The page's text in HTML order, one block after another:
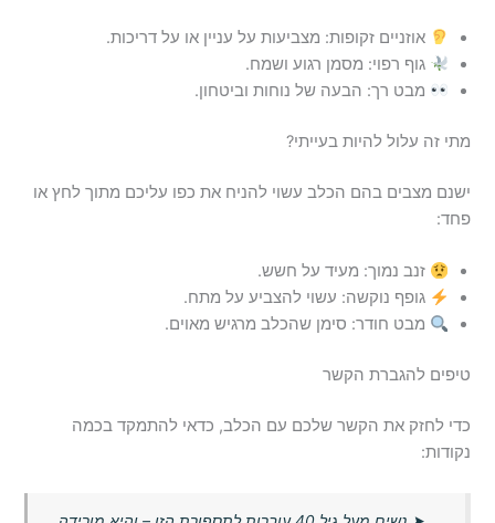
אוזניים זקופות: מצביעות על עניין או על דריכות.
גוף רפוי: מסמן רגוע ושמח.
מבט רך: הבעה של נוחות וביטחון.
מתי זה עלול להיות בעייתי?
ישנם מצבים בהם הכלב עשוי להניח את כפו עליכם מתוך לחץ או
פחד:
זנב נמוך: מעיד על חשש.
גופף נוקשה: עשוי להצביע על מתח.
מבט חודר: סימן שהכלב מרגיש מאוים.
טיפים להגברת הקשר
כדי לחזק את הקשר שלכם עם הכלב, כדאי להתמקד בכמה
נקודות: